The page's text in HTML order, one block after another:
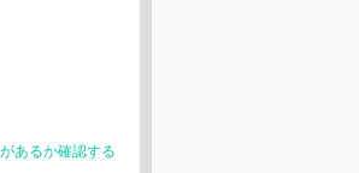
あるか確認する